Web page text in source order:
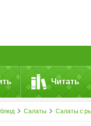
Читать
Салаты Салаты с